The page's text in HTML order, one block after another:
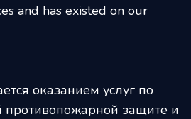
and has existed on our
оказанием услуг по
противопожарной защите и